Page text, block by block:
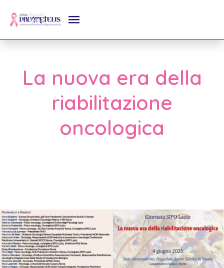
La nuova era della
riabilitazione
oncologica